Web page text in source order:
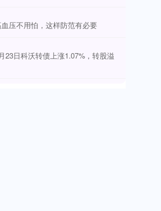
压不用怕，这样防范有必要
23日科沃转债上涨1.07%，转股溢